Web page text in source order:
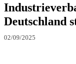
Deutschland
02/09/2025